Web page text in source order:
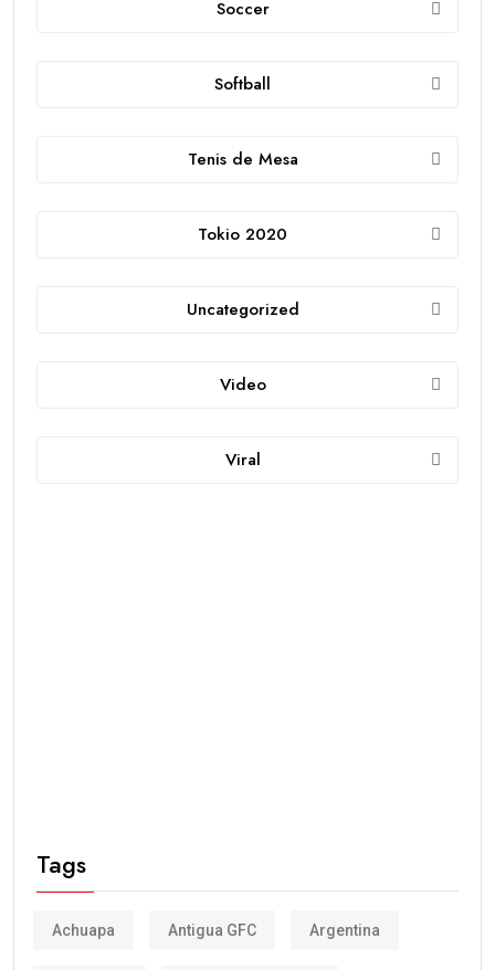
Soccer
Softball
Tenis de Mesa
Tokio 2020
Uncategorized
Video
Viral
Tags
Achuapa Antigua GFC Argentina